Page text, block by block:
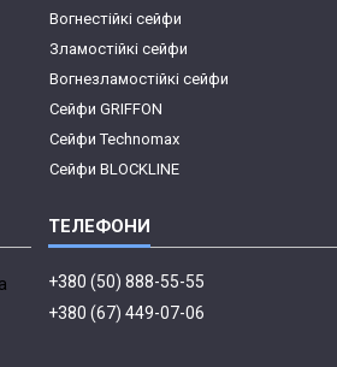
Вогнестійкі сейфи
Зламостійкі сейфи
Вогнезламостійкі сейфи
Сейфи GRIFFON
Сейфи Technomax
Сейфи BLOCKLINE
+380 (50) 888-55-55
+380 (67) 449-07-06